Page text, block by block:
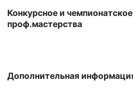
Конкурсное и
проф.мастерства
Дополнительная